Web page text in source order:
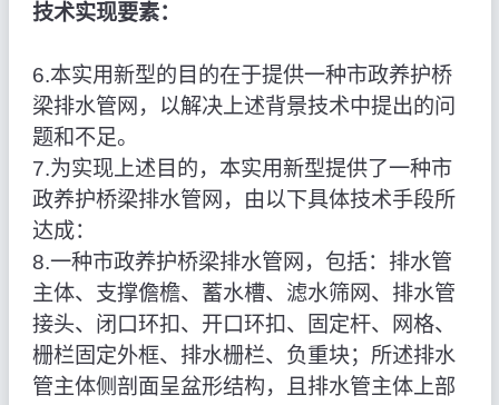
技术实现要素：
6.本实用新型的目的在于提供一种市政养护桥
梁排水管网，以解决上述背景技术中提出的问
题和不足。
7.为实现上述目的，本实用新型提供了一种市
政养护桥梁排水管网，由以下具体技术手段所
达成：
8.一种市政养护桥梁排水管网，包括：排水管
主体、支撑儋檐、蓄水槽、滤水筛网、排水管
接头、闭口环扣、开口环扣、固定杆、网格、
栅栏固定外框、排水栅栏、负重块；所述排水
管主体侧剖面呈盆形结构，且排水管主体上部